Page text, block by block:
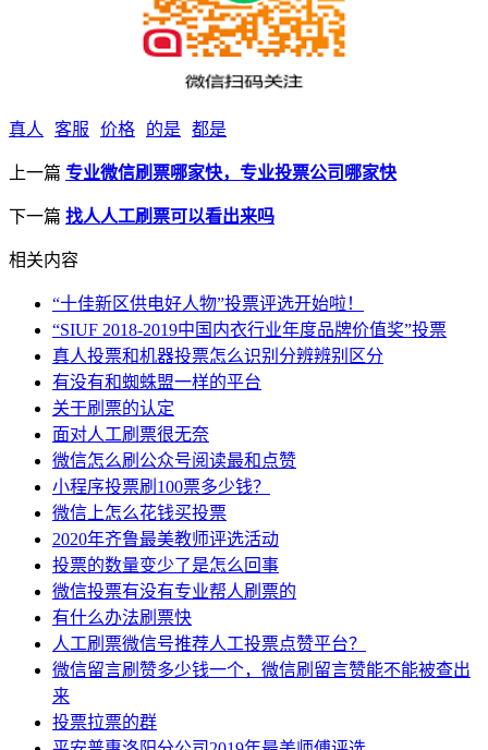
真人 客服 价格 的是 都是
上一篇 专业微信刷票哪家快，专业投票公司哪家快
下一篇 找人人工刷票可以看出来吗
相关内容
“十佳新区供电好人物”投票评选开始啦！
“SIUF 2018-2019中国内衣行业年度品牌价值奖”投票
真人投票和机器投票怎么识别分辨辨别区分
有没有和蜘蛛盟一样的平台
关于刷票的认定
面对人工刷票很无奈
微信怎么刷公众号阅读最和点赞
小程序投票刷100票多少钱？
微信上怎么花钱买投票
2020年齐鲁最美教师评选活动
投票的数量变少了是怎么回事
微信投票有没有专业帮人刷票的
有什么办法刷票快
人工刷票微信号推荐人工投票点赞平台？
微信留言刷赞多少钱一个，微信刷留言赞能不能被查出
来
投票拉票的群